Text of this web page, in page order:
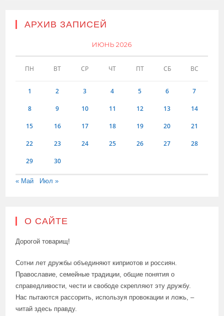
АРХИВ ЗАПИСЕЙ
ИЮНЬ 2026
ПН ВТ СР ЧТ ПТ СБ ВС
1 2 3 4 5 6 7
8 9 10 11 12 13 14
15 16 17 18 19 20 21
22 23 24 25 26 27 28
29 30
« Май Июл »
О САЙТЕ
Дорогой товарищ!
Сотни лет дружбы объединяют киприотов и россиян.
Православие, семейные традиции, общие понятия о
справедливости, чести и свободе скрепляют эту дружбу.
Нас пытаются рассорить, используя провокации и ложь, –
читай здесь правду.